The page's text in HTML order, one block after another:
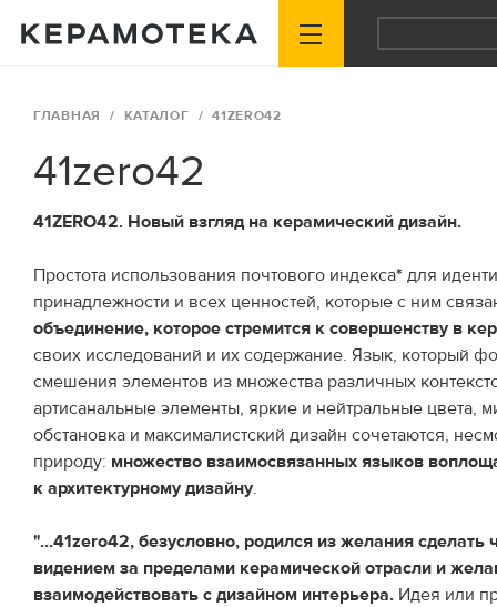
ГЛАВНАЯ КАТАЛОГ 41ZERO42
41zero42
41ZERO42. Новый взгляд на керамический дизайн.
Простота использования почтового индекса* для
принадлежности и всех ценностей, которые с ним
объединение, которое стремится к совершенству в
своих исследований и их содержание. Язык, который
смешения элементов из множества различных
артисанальные элементы, яркие и нейтральные цвета,
обстановка и максималистский дизайн сочетаются,
природу: множество взаимосвязанных языков
к архитектурному дизайну.
"...41zero42, безусловно, родился из желания сделать
видением за пределами керамической отрасли и
взаимодействовать с дизайном интерьера. Идея или